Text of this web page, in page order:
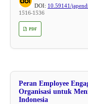
DOI: 10.59141/
1516-1536
PDF
Peran Employee
Organisasi untuk
Indonesia